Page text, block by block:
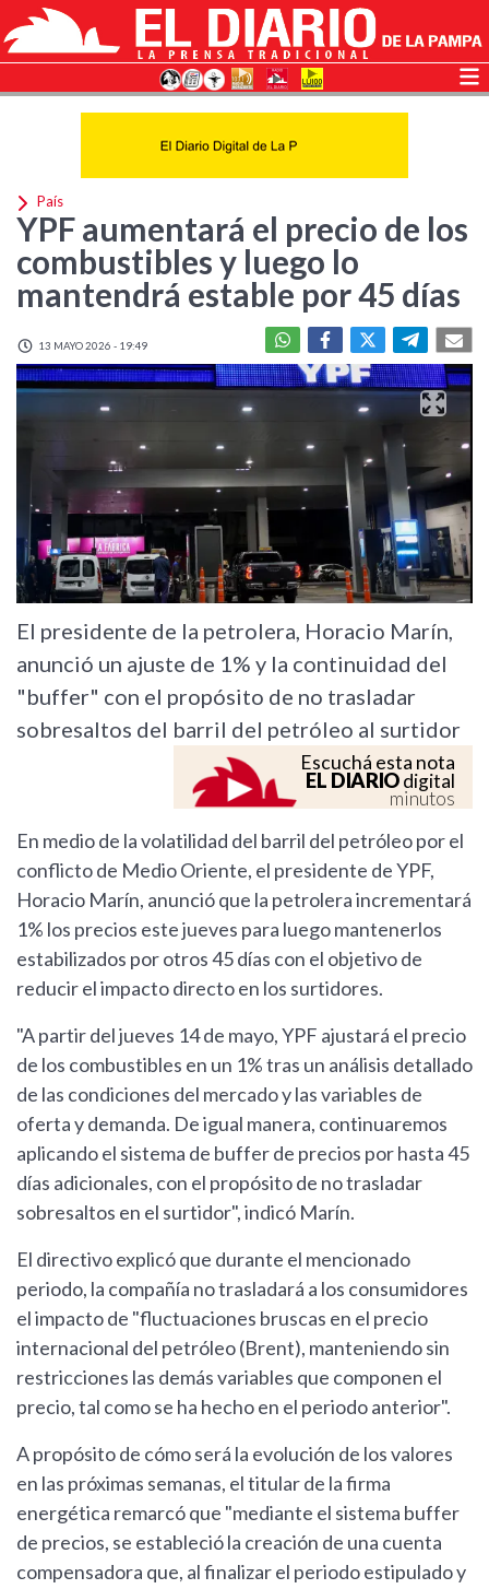
País
YPF aumentará el precio de los
combustibles y luego lo
mantendrá estable por 45 días
13 MAYO 2026 - 19:49
El presidente de la petrolera, Horacio Marín,
anunció un ajuste de 1% y la continuidad del
"buffer" con el propósito de no trasladar
sobresaltos del barril del petróleo al surtidor
Escuchá esta nota
EL DIARIOdigital
minutos
En medio de la volatilidad del barril del petróleo por el
conflicto de Medio Oriente, el presidente de YPF,
Horacio Marín, anunció que la petrolera incrementará
1% los precios este jueves para luego mantenerlos
estabilizados por otros 45 días con el objetivo de
reducir el impacto directo en los surtidores.
"A partir del jueves 14 de mayo, YPF ajustará el precio
de los combustibles en un 1% tras un análisis detallado
de las condiciones del mercado y las variables de
oferta y demanda. De igual manera, continuaremos
aplicando el sistema de buffer de precios por hasta 45
días adicionales, con el propósito de no trasladar
sobresaltos en el surtidor", indicó Marín.
El directivo explicó que durante el mencionado
periodo, la compañía no trasladará a los consumidores
el impacto de "fluctuaciones bruscas en el precio
internacional del petróleo (Brent), manteniendo sin
restricciones las demás variables que componen el
precio, tal como se ha hecho en el periodo anterior".
A propósito de cómo será la evolución de los valores
en las próximas semanas, el titular de la firma
energética remarcó que "mediante el sistema buffer
de precios, se estableció la creación de una cuenta
compensadora que, al finalizar el periodo estipulado y